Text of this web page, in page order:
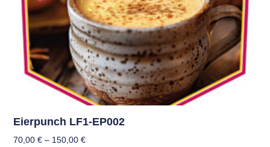
Eierpunch LF1-EP002
70,00€ – 150,00€